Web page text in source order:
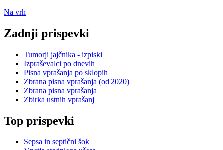
Na vrh
Zadnji prispevki
Tumorji jajčnika - izpiski
Izpraševalci po dnevih
Pisna vprašanja po sklopih
Zbrana pisna vprašanja (od 2020)
Zbrana pisna vprašanja
Zbirka ustnih vprašanj
Top prispevki
Sepsa in septični šok